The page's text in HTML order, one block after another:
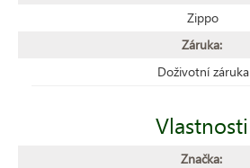
Zippo
Záruka:
Doživotní záruka
Vlastnosti
Značka: